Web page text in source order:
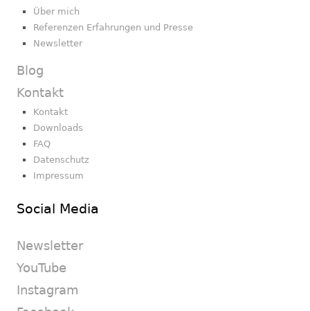
Über mich
Referenzen Erfahrungen und Presse
Newsletter
Blog
Kontakt
Kontakt
Downloads
FAQ
Datenschutz
Impressum
Social Media
Newsletter
YouTube
Instagram